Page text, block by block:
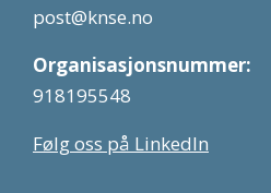
post@knse.no
Organisasjonsnummer:
918195548
Følg oss på LinkedIn